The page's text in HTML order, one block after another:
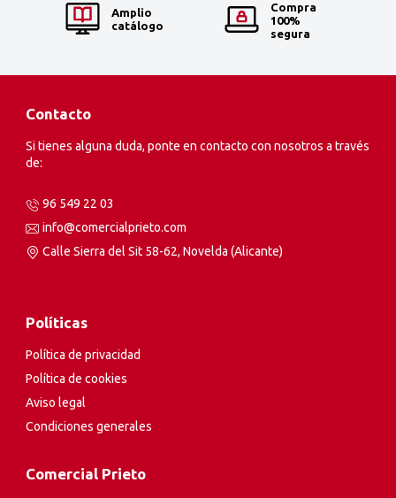
Amplio
catálogo
Compra
100%
segura
Contacto
Si tienes alguna duda, ponte en contacto con nosotros a través
de:
96 549 22 03
info@comercialprieto.com
Calle Sierra del Sit 58-62, Novelda (Alicante)
Políticas
Política de privacidad
Política de cookies
Aviso legal
Condiciones generales
Comercial Prieto